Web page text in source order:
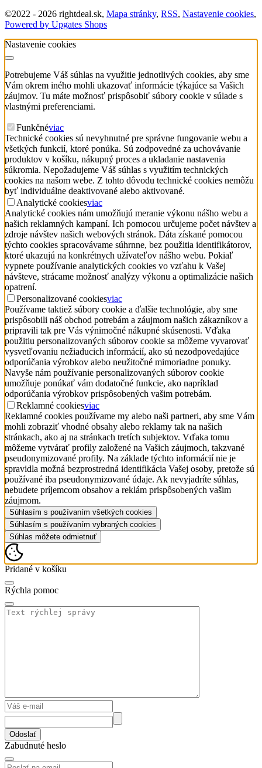
©2022 - 2026 rightdeal.sk, Mapa stránky, RSS, Nastavenie cookies,
Powered by Upgates Shops
Nastavenie cookies
Potrebujeme Váš súhlas na využitie jednotlivých cookies, aby sme
Vám okrem iného mohli ukazovať informácie týkajúce sa Vašich
záujmov. Tu máte možnosť prispôsobiť súbory cookie v súlade s
vlastnými preferenciami.
Funkčnéviac
Technické cookies sú nevyhnutné pre správne fungovanie webu a
všetkých funkcií, ktoré ponúka. Sú zodpovedné za uchovávanie
produktov v košíku, nákupný proces a ukladanie nastavenia
súkromia. Nepožadujeme Váš súhlas s využitím technických
cookies na našom webe. Z tohto dôvodu technické cookies nemôžu
byť individuálne deaktivované alebo aktivované.
Analytické cookiesviac
Analytické cookies nám umožňujú meranie výkonu nášho webu a
našich reklamných kampaní. Ich pomocou určujeme počet návštev a
zdroje návštev našich webových stránok. Dáta získané pomocou
týchto cookies spracovávame súhrnne, bez použitia identifikátorov,
ktoré ukazujú na konkrétnych užívateľov nášho webu. Pokiaľ
vypnete používanie analytických cookies vo vzťahu k Vašej
návšteve, strácame možnosť analýzy výkonu a optimalizácie našich
opatrení.
Personalizované cookiesviac
Používame taktiež súbory cookie a ďalšie technológie, aby sme
prispôsobili náš obchod potrebám a záujmom našich zákazníkov a
pripravili tak pre Vás výnimočné nákupné skúsenosti. Vďaka
použitiu personalizovaných súborov cookie sa môžeme vyvarovať
vysvetľovaniu nežiaducich informácií, ako sú nezodpovedajúce
odporúčania výrobkov alebo neužitočné mimoriadne ponuky.
Navyše nám používanie personalizovaných súborov cookie
umožňuje ponúkať vám dodatočné funkcie, ako napríklad
odporúčania výrobkov prispôsobených vašim potrebám.
Reklamné cookiesviac
Reklamné cookies používame my alebo naši partneri, aby sme Vám
mohli zobraziť vhodné obsahy alebo reklamy tak na našich
stránkach, ako aj na stránkach tretích subjektov. Vďaka tomu
môžeme vytvárať profily založené na Vašich záujmoch, takzvané
pseudonymizované profily. Na základe týchto informácií nie je
spravidla možná bezprostredná identifikácia Vašej osoby, pretože sú
používané iba pseudonymizované údaje. Ak nevyjadríte súhlas,
nebudete príjemcom obsahov a reklám prispôsobených vašim
záujmom.
Súhlasím s používaním všetkých cookies
Súhlasím s používaním vybraných cookies
Súhlas môžete odmietnuť
Pridané v košíku
Rýchla pomoc
Odoslať
Zabudnuté heslo